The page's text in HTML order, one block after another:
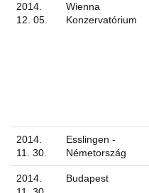
2014.
12. 05.
Wienna
Konzervatórium
2014.
11. 30.
Esslingen -
Németország
2014.
Budapest